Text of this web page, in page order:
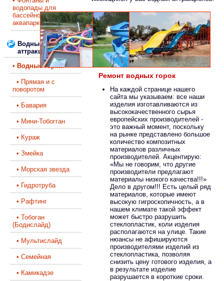
водопады для
бассейнов, саун,
аквапарков
Водные
аттракционы
• Водные горки:
• Прямая и с
поворотом
• Бавария
• Мини-Тобогган
• Кураж
• Змейка
• Морская звезда
• Гидротруба
• Рафтинг
• Тобоган
(Бодислайд)
• Мультислайд
• Семейная
• Камикадзе
Ремонт водных горок
На каждой странице нашего
сайта мы указываем: все наши
изделия изготавливаются из
высококачественного сырья
европейских производителей -
это важный момент, поскольку
на рынке представлено большое
количество композитных
материалов различных
производителей. Акцентирую:
«Мы не говорим, что другие
производители предлагают
материалы низкого качества!!!»
Дело в другом!!! Есть целый ряд
материалов, которые имеют
высокую гигроскопичность, а в
нашем климате такой эффект
может быстро разрушить
стеклопластик, коли изделия
располагаются на улице. Такие
нюансы не афишируются
производителями изделий из
стеклопластика, позволяя
снизить цену готового изделия, а
в результате изделие
разрушается в короткие сроки.